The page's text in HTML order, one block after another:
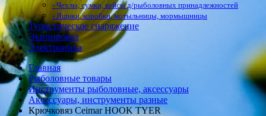
- Чехлы, сумки, кейсы д/рыболовных принадлежностей
- Ящики, коробки, мотыльницы, мормышницы
Туристическое снаряжение
Экипировка
Электроника
Главная
Рыболовные товары
Инструменты рыболовные, аксессуары
Аксессуары, инструменты разные
Крючковяз Ceimar HOOK TYER